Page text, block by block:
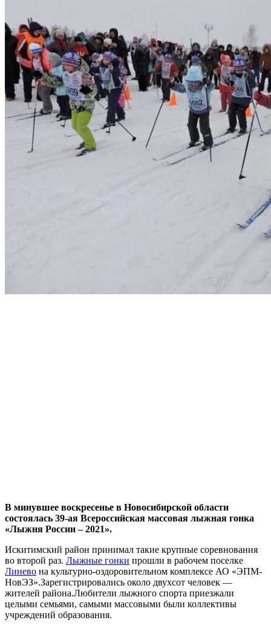
В минувшее воскресенье в Новосибирской области
состоялась 39-ая Всероссийская массовая лыжная гонка
«Лыжня России – 2021».
Искитимский район принимал такие крупные соревнования
во второй раз. Лыжные гонки прошли в рабочем поселке
Линево на культурно-оздоровительном комплексе АО «ЭПМ-
НовЭЗ».Зарегистрировались около двухсот человек —
жителей района.Любители лыжного спорта приезжали
целыми семьями, самыми массовыми были коллективы
учреждений образования.